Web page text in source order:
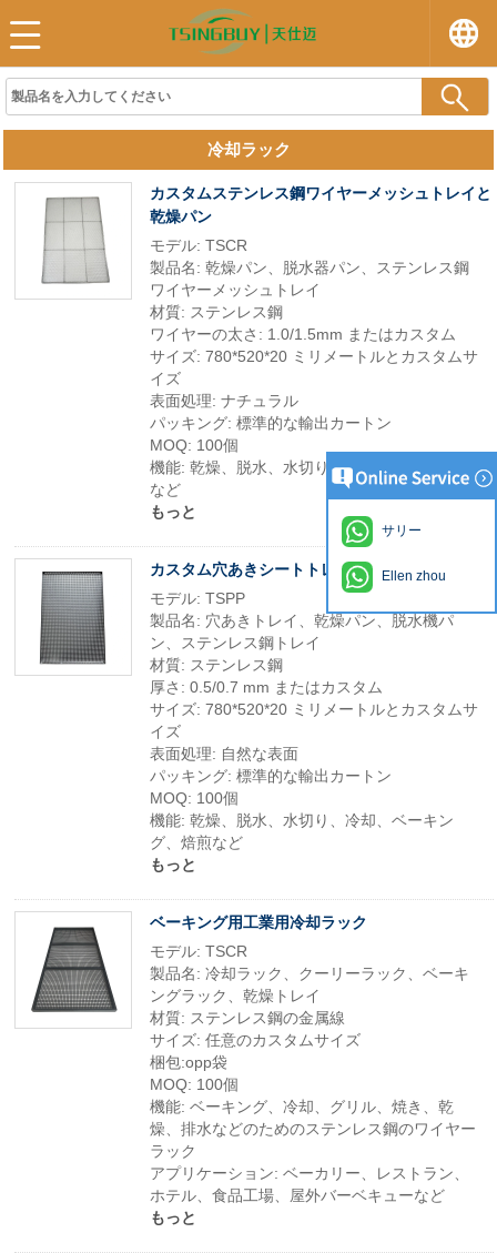
冷却ラック
カスタムステンレス鋼ワイヤーメッシュトレイと
乾燥パン
モデル: TSCR
製品名: 乾燥パン、脱水器パン、ステンレス鋼
ワイヤーメッシュトレイ
材質: ステンレス鋼
ワイヤーの太さ: 1.0/1.5mm またはカスタム
サイズ: 780*520*20 ミリメートルとカスタムサ
イズ
表面処理: ナチュラル
パッキング: 標準的な輸出カートン
MOQ: 100個
機能: 乾燥、脱水、水切り、冷却、焙煎、保管
など
もっと
カスタム穴あきシートトレイと乾燥パン
モデル: TSPP
製品名: 穴あきトレイ、乾燥パン、脱水機パ
ン、ステンレス鋼トレイ
材質: ステンレス鋼
厚さ: 0.5/0.7 mm またはカスタム
サイズ: 780*520*20 ミリメートルとカスタムサ
イズ
表面処理: 自然な表面
パッキング: 標準的な輸出カートン
MOQ: 100個
機能: 乾燥、脱水、水切り、冷却、ベーキン
グ、焙煎など
もっと
ベーキング用工業用冷却ラック
モデル: TSCR
製品名: 冷却ラック、クーリーラック、ベーキ
ングラック、乾燥トレイ
材質: ステンレス鋼の金属線
サイズ: 任意のカスタムサイズ
梱包:opp袋
MOQ: 100個
機能: ベーキング、冷却、グリル、焼き、乾
燥、排水などのためのステンレス鋼のワイヤー
ラック
アプリケーション: ベーカリー、レストラン、
ホテル、食品工場、屋外バーベキューなど
もっと
サリー
Ellen zhou